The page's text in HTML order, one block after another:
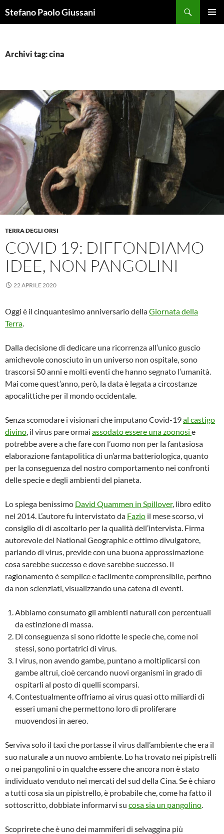
alStefano Paolo Giussani
Archivi tag: cina
TERRA DEGLI ORSI
COVID 19: DIFFONDIAMO
IDEE, NON PANGOLINI
22 APRILE 2020
Oggi è il cinquantesimo anniversario dellaGiornata della
Terra.
Dalla decisione di dedicare una ricorrenza all’unico guscio
amichevole conosciuto in un universo non ospitale, sono
trascorsi 50 anni e molti eventi che hanno segnato l’umanità.
Mai come quest’anno, però, la data è legata a circostanze
apocalittiche per il mondo occidentale.
Senza scomodare i visionari che imputano Covid-19al castigo
divino, il virus pare ormai assodato essere una zoonosi e
potrebbe avere a che fare con l’uomo non per la fantasiosa
elaborazione fantapolitica di un’arma batteriologica, quanto
per la conseguenza del nostro comportamento nei confronti
delle specie e degli ambienti del pianeta.
Lo spiega benissimo David Quammen in Spillover, libro edito
nel 2014. L’autore fu intervistato da Fazio il mese scorso, vi
consiglio di di ascoltarlo per la qualità dell’intervista. Firma
autorevole del National Geographic e ottimo divulgatore,
parlando di virus, previde con una buona approssimazione
cosa sarebbe successo e dove sarebbe successo. Il
ragionamento è semplice e facilmente comprensibile, perfino
da non scienziati, visualizzando una catena di eventi.
Abbiamo consumato gli ambienti naturali con percentuali
da estinzione di massa.
Di conseguenza si sono ridotte le specie che, come noi
stessi, sono portatrici di virus.
I virus, non avendo gambe, puntano a moltiplicarsi con
gambe altrui, cioè cercando nuovi organismi in grado di
ospitarli al posto di quelli scomparsi.
Contestualmente offriamo ai virus quasi otto miliardi di
esseri umani che permettono loro di proliferare
muovendosi in aereo.
Serviva solo il taxi che portasse il virus dall’ambiente che era il
suo naturale a un nuovo ambiente. Lo ha trovato nei pipistrelli
o nei pangolini o in qualche essere che ancora non è stato
individuato venduto nei mercati del sud della Cina. Se è chiaro
a tutti cosa sia un pipistrello, è probabile che, come ha fatto il
sottoscritto, dobbiate informarvi su cosa sia un pangolino.
Scoprirete che è uno dei mammiferi di selvaggina più